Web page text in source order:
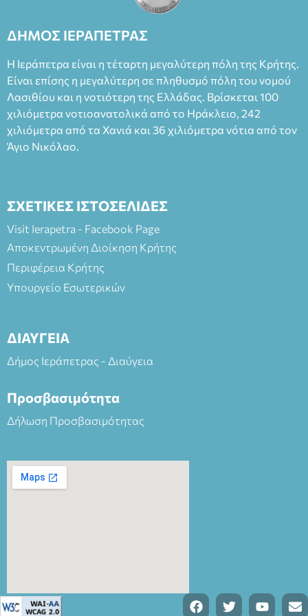
Καπουράνη, νικητή του βραβείου Δημήτρης Χορν 2022-
Φεδερίκο. Σκηνοθεσία: Βαγγέλης Θεοδωρόπουλος Είσοδος: :
άνω των 65 Προπώληση: Βιβλιοπωλείο Πάπυρος (Πλατεία
Πλαστήρα), E&G Mini market (Δημοκρατίας 39 Ιεράπετρα)
και στο more.com Χώρος: 3ο Γυμνάσιο Ιεράπετρας
(Είσοδος ΕΠΑ.Λ.) Έναρξη 21:15 Οργάνωση: ΚΝΩΣΟΣ
ΘΕΑΤΡΙΚΕΣ ΠΑΡΑΓΩΓΕΣ ΕΕ
ΔΗΜΟΣ ΙΕΡΑΠΕΤΡΑΣ
Η Ιεράπετρα είναι η τέταρτη μεγαλύτερη πόλη της Κρήτης.
Είναι επίσης η μεγαλύτερη σε πληθυσμό πόλη του νομού
Λασιθίου και η νοτιότερη της Ελλάδας. Βρίσκεται 100
χιλιόμετρα νοτιοανατολικά από το Ηράκλειο, 242
χιλιόμετρα από τα Χανιά και 36 χιλιόμετρα νότια από τον
Άγιο Νικόλαο.
ΣΧΕΤΙΚΕΣ ΙΣΤΟΣΕΛΙΔΕΣ
Visit Ierapetra - Facebook Page
Αποκεντρωμένη Διοίκηση Κρήτης
Περιφέρεια Κρήτης
Υπουργείο Εσωτερικών
ΔΙΑΥΓΕΙΑ
Δήμος Ιεράπετρας - Διαύγεια
Προσβασιμότητα
Δήλωση Προσβασιμότητας